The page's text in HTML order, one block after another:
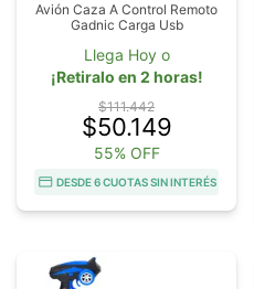
Avión Caza A Control Remoto
Gadnic Carga Usb
Llega Hoy o
¡Retiralo en 2 horas!
$111.442
$50.149
55% OFF
DESDE 6 CUOTAS SIN INTERÉS